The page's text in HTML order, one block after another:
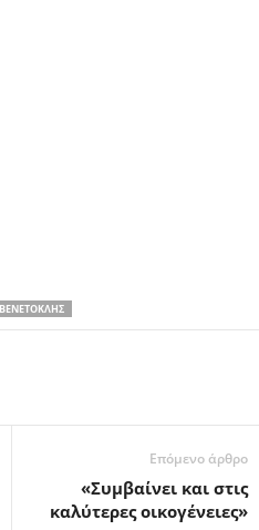
Επόμενο άρθρο
«Συμβαίνει και στις
καλύτερες οικογένειες»